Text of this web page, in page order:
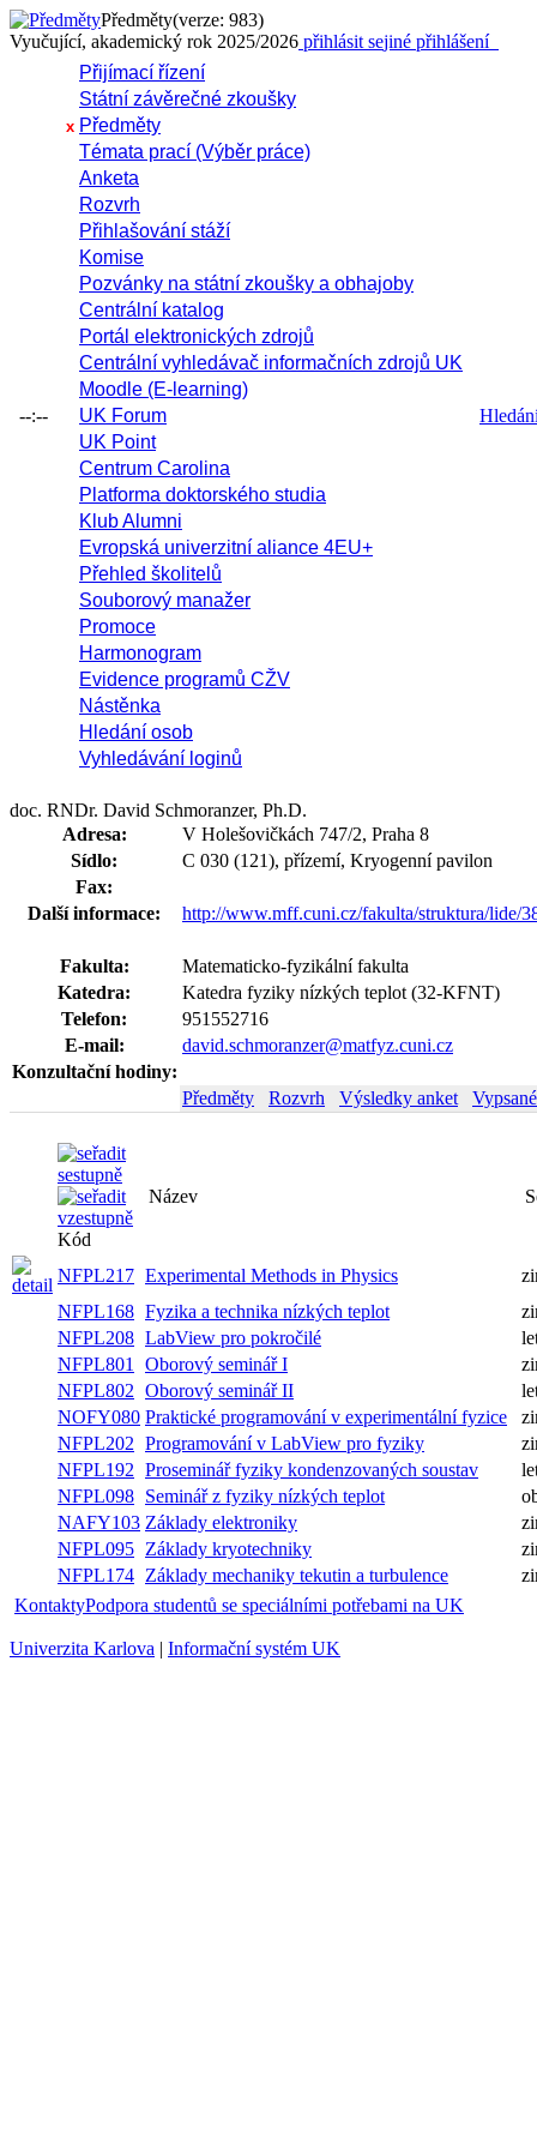
Předměty(verze: 983)
Vyučující, akademický rok 2025/2026 přihlásit sejiné přihlášení
--:--
Přijímací řízení
Státní závěrečné zkoušky
x Předměty
Témata prací (Výběr práce)
Anketa
Rozvrh
Přihlašování stáží
Komise
Pozvánky na státní zkoušky a obhajoby
Centrální katalog
Portál elektronických zdrojů
Centrální vyhledávač informačních zdrojů UK
Moodle (E-learning)
UK Forum
UK Point
Centrum Carolina
Platforma doktorského studia
Klub Alumni
Evropská univerzitní aliance 4EU+
Přehled školitelů
Souborový manažer
Promoce
Harmonogram
Evidence programů CŽV
Nástěnka
Hledání osob
Vyhledávání loginů
doc. RNDr. David Schmoranzer, Ph.D.
Adresa:
V Holešovičkách 747/2, Praha 8
Sídlo:
C 030 (121), přízemí, Kryogenní pavilon
Fax:
Další informace:
http://www.mff.cuni.cz/fakulta/struktura/lide/
Fakulta:
Matematicko-fyzikální fakulta
Katedra:
Katedra fyziky nízkých teplot (32-KFNT)
Telefon:
951552716
E-mail:
david.schmoranzer@matfyz.cuni.cz
Konzultační hodiny:
Předměty
Rozvrh Výsledky anket
Kód
Semestr
NFPL217 Experimental Methods in Physics
NFPL168 Fyzika a technika nízkých teplot
NFPL208 LabView pro pokročilé
NFPL801 Oborový seminář I zimní
NFPL802 Oborový seminář II letní
NOFY080
Praktické programování v experimentální
fyzice
NFPL202 Programování v LabView pro fyziky
NFPL192
Proseminář fyziky kondenzovaných
NFPL098 Seminář z fyziky nízkých teplot